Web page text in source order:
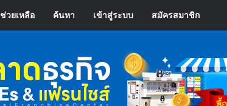
ช่วยเหลือ ค้นหา เข้าสู่ระบบ สมัครสมาชิก